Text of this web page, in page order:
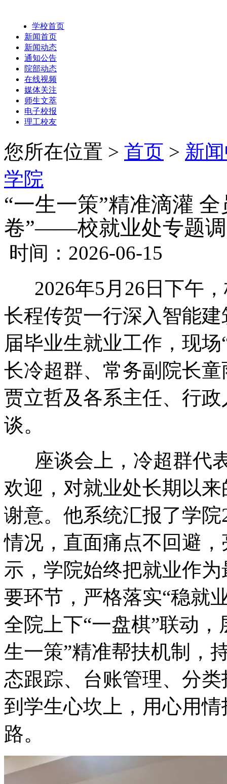
学校首页
新闻首页
新闻动态
通知公告
院部动态
在线视频
媒体关注
师生文萃
电子校报
理工校友
您所在位置 > 首页 > 新
学院
“一生一策”精准滴灌
卷”——校就业处专题
时间：2026-06-15
2026年5月26日下午，
长程传贺一行深入智能
届毕业生就业工作，现
长冷超群、常务副院长
贾立哲及各系主任、行
谈。
座谈会上，冷超群代
欢迎，对就业处长期以
谢意。他系统汇报了学
情况，直面痛点不回避
示，学院始终把就业作
要环节，严格落实“稳就
全院上下“一盘棋”联动
生一策”精准帮扶机制，
态跟踪、台账管理、分
到学生心坎上，用心用
路。